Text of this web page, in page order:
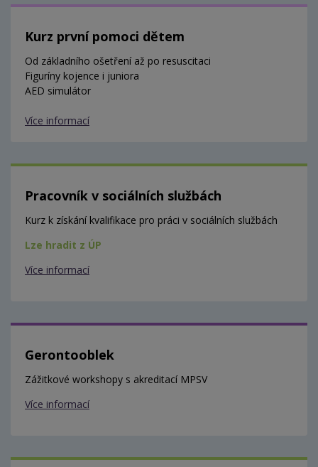
Kurz první pomoci dětem
Od základního ošetření až po resuscitaci
Figuríny kojence i juniora
AED simulátor
Více informací
Pracovník v sociálních službách
Kurz k získání kvalifikace pro práci v sociálních službách
Lze hradit z ÚP
Více informací
Gerontooblek
Zážitkové workshopy s akreditací MPSV
Více informací